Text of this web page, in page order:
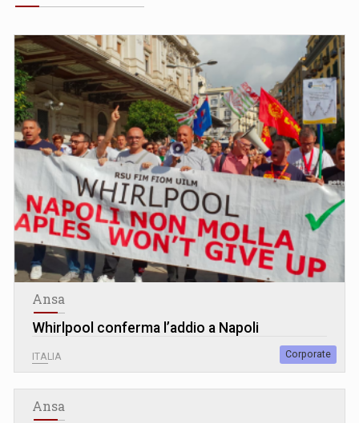
Ansa
Whirlpool conferma l’addio a Napoli
ITALIA Corporate
Ansa